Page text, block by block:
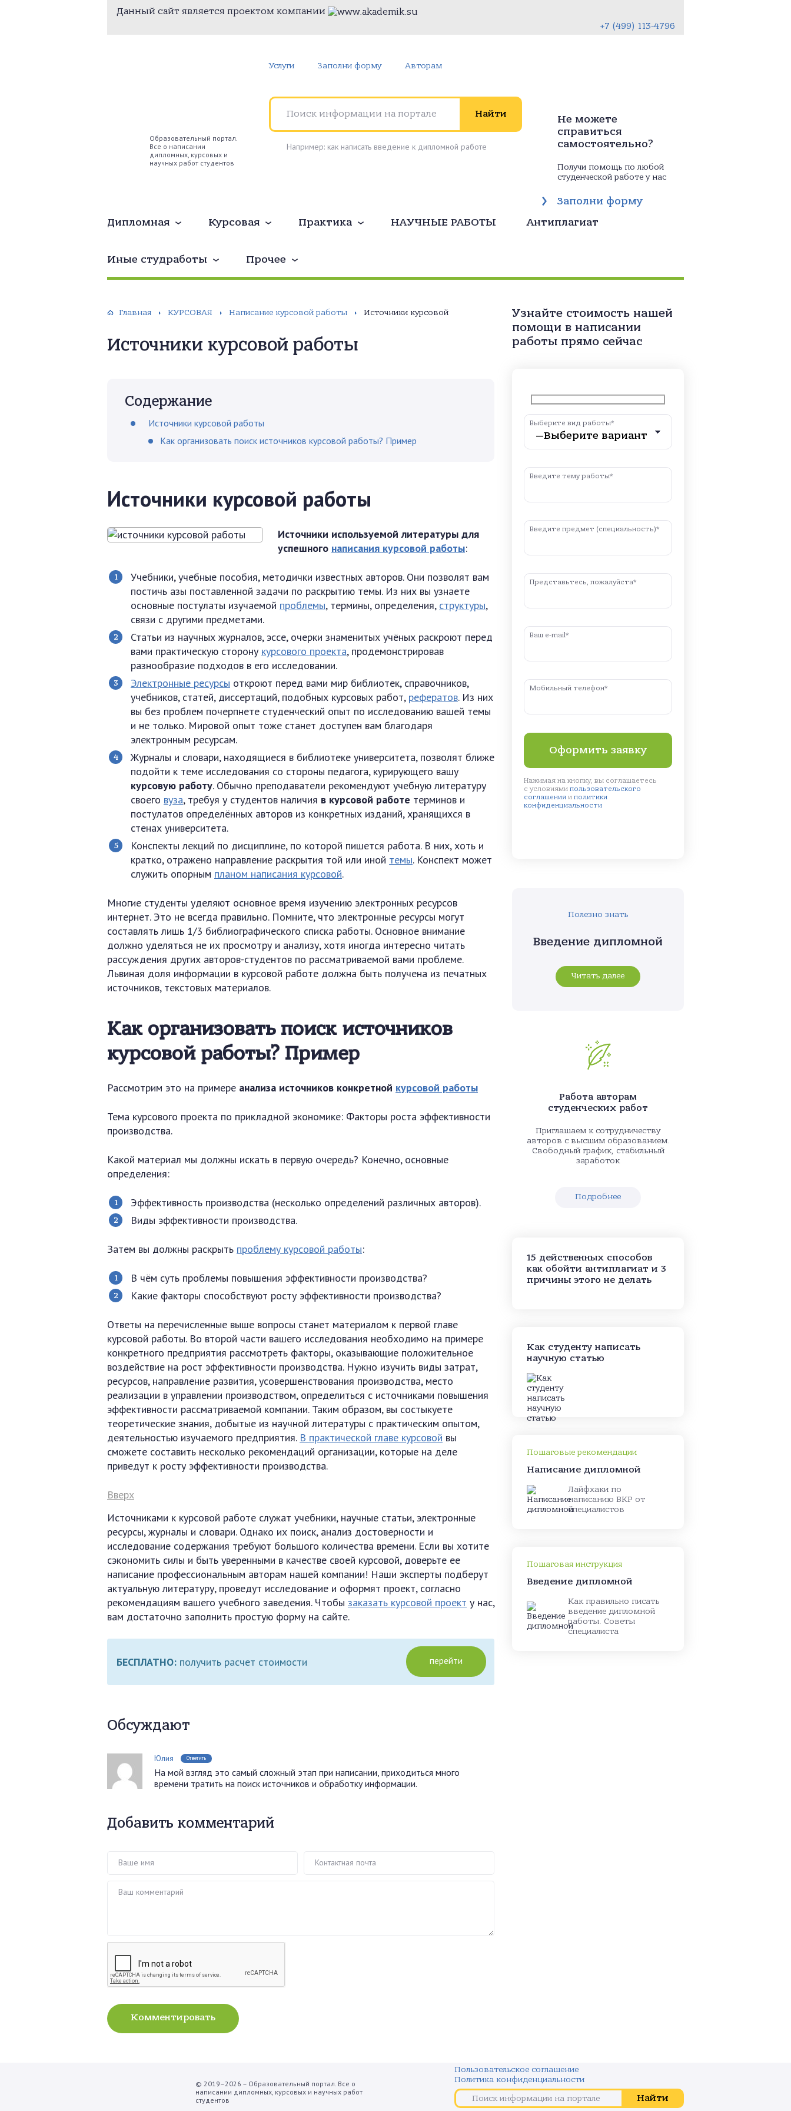
Данный сайт является проектом компании
+7 (499) 113-4796
Образовательный портал.
Все о написании
дипломных, курсовых и
научных работ студентов
Поиск информации на портале
Найти
Например: как написать введение к дипломной работе
Дипломная Курсовая Практика НАУЧНЫЕ РАБОТЫ Антиплагиат
Иные студработы Прочее
Услуги Заполни форму Авторам
Не можете
справиться
самостоятельно?
Получи помощь по любой
студенческой работе у нас
Заполни форму
Главная КУРСОВАЯ Написание курсовой работы Источники курсовой
Источники курсовой работы
Содержание
Источники курсовой работы
Как организовать поиск источников курсовой работы? Пример
Источники курсовой работы
Источники используемой литературы для
успешного написания курсовой работы:
Учебники, учебные пособия, методички известных авторов. Они позволят вам
постичь азы поставленной задачи по раскрытию темы. Из них вы узнаете
основные постулаты изучаемой проблемы, термины, определения, структуры,
связи с другими предметами.
Статьи из научных журналов, эссе, очерки знаменитых учёных раскроют перед
вами практическую сторону курсового проекта, продемонстрировав
разнообразие подходов в его исследовании.
Электронные ресурсы откроют перед вами мир библиотек, справочников,
учебников, статей, диссертаций, подобных курсовых работ, рефератов. Из них
вы без проблем почерпнете студенческий опыт по исследованию вашей темы
и не только. Мировой опыт тоже станет доступен вам благодаря
электронным ресурсам.
Журналы и словари, находящиеся в библиотеке университета, позволят ближе
подойти к теме исследования со стороны педагога, курирующего вашу
курсовую работу. Обычно преподаватели рекомендуют учебную литературу
своего вуза, требуя у студентов наличия в курсовой работе терминов и
постулатов определённых авторов из конкретных изданий, хранящихся в
стенах университета.
Конспекты лекций по дисциплине, по которой пишется работа. В них, хоть и
кратко, отражено направление раскрытия той или иной темы. Конспект может
служить опорным планом написания курсовой.
Многие студенты уделяют основное время изучению электронных ресурсов
интернет. Это не всегда правильно. Помните, что электронные ресурсы могут
составлять лишь 1/3 библиографического списка работы. Основное внимание
должно уделяться не их просмотру и анализу, хотя иногда интересно читать
рассуждения других авторов-студентов по рассматриваемой вами проблеме.
Львиная доля информации в курсовой работе должна быть получена из печатных
источников, текстовых материалов.
Как организовать поиск источников
курсовой работы? Пример
Рассмотрим это на примере анализа источников конкретной курсовой работы
Тема курсового проекта по прикладной экономике: Факторы роста эффективности
производства.
Какой материал мы должны искать в первую очередь? Конечно, основные
определения:
Эффективность производства (несколько определений различных авторов).
Виды эффективности производства.
Затем вы должны раскрыть проблему курсовой работы:
В чём суть проблемы повышения эффективности производства?
Какие факторы способствуют росту эффективности производства?
Ответы на перечисленные выше вопросы станет материалом к первой главе
курсовой работы. Во второй части вашего исследования необходимо на примере
конкретного предприятия рассмотреть факторы, оказывающие положительное
воздействие на рост эффективности производства. Нужно изучить виды затрат,
ресурсов, направление развития, усовершенствования производства, место
реализации в управлении производством, определиться с источниками повышения
эффективности рассматриваемой компании. Таким образом, вы состыкуете
теоретические знания, добытые из научной литературы с практическим опытом,
деятельностью изучаемого предприятия. В практической главе курсовой вы
сможете составить несколько рекомендаций организации, которые на деле
приведут к росту эффективности производства.
Вверх
Источниками к курсовой работе служат учебники, научные статьи, электронные
ресурсы, журналы и словари. Однако их поиск, анализ достоверности и
исследование содержания требуют большого количества времени. Если вы хотите
сэкономить силы и быть уверенными в качестве своей курсовой, доверьте ее
написание профессиональным авторам нашей компании! Наши эксперты подберут
актуальную литературу, проведут исследование и оформят проект, согласно
рекомендациям вашего учебного заведения. Чтобы заказать курсовой проект у нас,
вам достаточно заполнить простую форму на сайте.
БЕСПЛАТНО: получить расчет стоимости перейти
Обсуждают
Юлия Ответить
На мой взгляд это самый сложный этап при написании, приходиться много
времени тратить на поиск источников и обработку информации.
Добавить комментарий
Комментировать
Узнайте стоимость нашей
помощи в написании
работы прямо сейчас
Выберите вид работы*
Введите тему работы*
Введите предмет (специальность)*
Представьтесь, пожалуйста*
Ваш e-mail*
Мобильный телефон*
Нажимая на кнопку, вы соглашаетесь
с условиямипользовательского
соглашения иполитики
конфиденциальности
Полезно знать
Введение дипломной
Читать далее
Работа авторам
студенческих работ
Приглашаем к сотрудничеству
авторов с высшим образованием.
Свободный график, стабильный
заработок
Подробнее
15 действенных способов
как обойти антиплагиат и 3
причины этого не делать
Как студенту написать
научную статью
Пошаговые рекомендации
Написание дипломной
Лайфхаки по
написанию ВКР от
специалистов
Пошаговая инструкция
Введение дипломной
Как правильно писать
введение дипломной
работы. Советы
специалиста
© 2019–2026 – Образовательный портал. Все о
написании дипломных, курсовых и научных работ
студентов
Пользовательское соглашение
Политика конфиденциальности
Поиск информации на портале
Найти